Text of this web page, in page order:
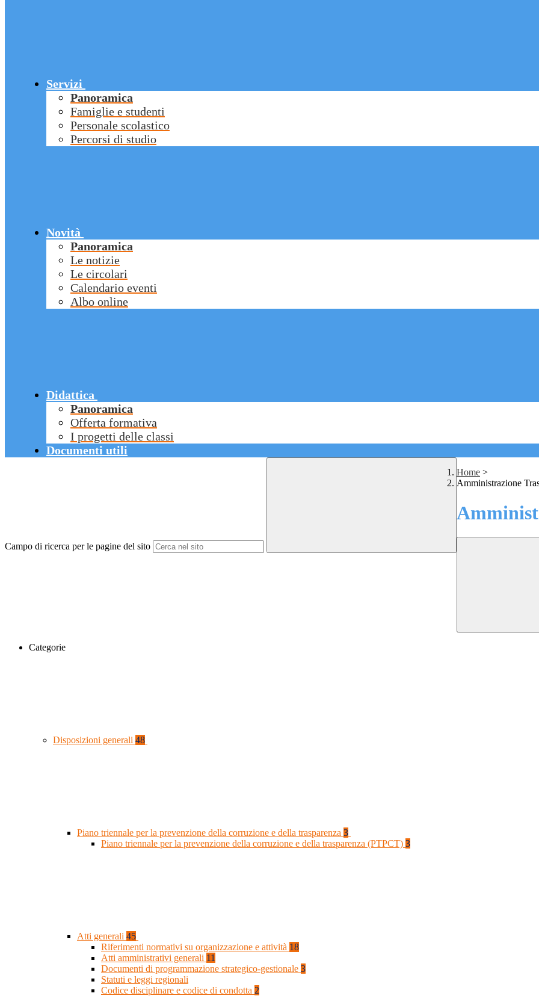
Servizi
Panoramica
Famiglie e studenti
Personale scolastico
Percorsi di studio
Novità
Panoramica
Le notizie
Le circolari
Calendario eventi
Albo online
Didattica
Panoramica
Offerta formativa
I progetti delle classi
Documenti utili
Campo di ricerca per le pagine del sito
Home >
Amministrazione
Categorie
Disposizioni generali 48
Piano triennale per la prevenzione della corruzione e della trasparenza 3
Piano triennale per la prevenzione della corruzione e della trasparenza (PTPCT) 3
Atti generali 45
Riferimenti normativi su organizzazione e attività 18
Atti amministrativi generali 11
Documenti di programmazione strategico-gestionale 3
Statuti e leggi regionali
Codice disciplinare e codice di condotta 2